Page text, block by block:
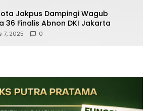
Jakpus Dampingi Wagub
36 Finalis Abnon DKI Jakarta
7, 2025 0